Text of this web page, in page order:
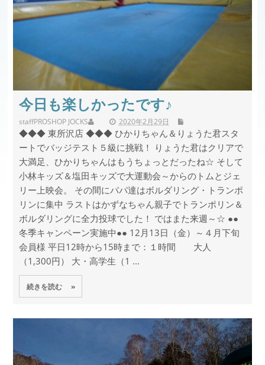
今日も楽しかったです♪
staff 2020年2月29日
PROSHOP JOCKS
◆◆◆ 東所沢店 ◆◆◆ ひかりちゃん＆りょうた君スタ
ートでバッジテスト５級に挑戦！ りょうた君はクリアで
大満足、ひかりちゃんはもうちょっとだったね☆ そして
小林キッズ＆塩田キッズで大運動会～からのトムとジェ
リー上映会。 その間にパパ達はボルダリング・トランポ
リンに集中 ラストはかずなちゃん親子でトランポリン＆
ボルダリングに全力投球でした！ ではまた来週～☆ ●●
冬季キャンペーン実施中●● 12月13日（金）～４月下旬
会員様 平日12時から15時まで：１時間 大人
（1,300円） 大・高学生（1 ...
続きを読む »